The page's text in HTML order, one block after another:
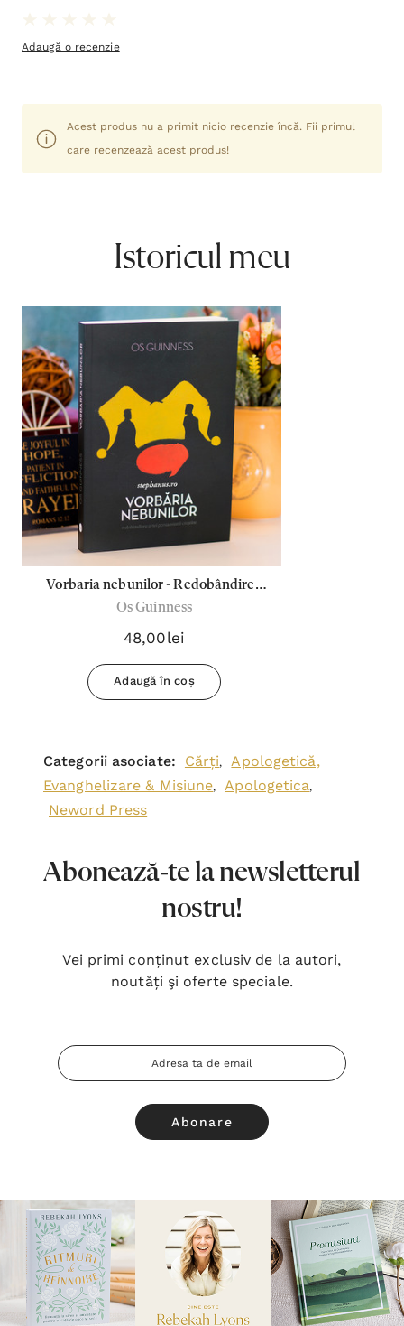
Adaugă o recenzie
Acest produs nu a primit nicio recenzie încă. Fii primul
care recenzează acest produs!
Istoricul meu
Vorbaria nebunilor - Redobândirea
artei persuasiunii creștine
Os Guinness
48,00lei
Adaugă în coș
Categorii asociate: Cărți,
Apologetică,
Evanghelizare & Misiune, Apologetica,
Neword Press
Abonează-te la newsletterul
nostru!
Vei primi conținut exclusiv de la autori,
noutăți şi oferte speciale.
Adresa
Email